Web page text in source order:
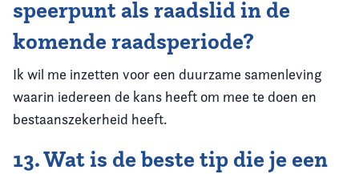
speerpunt als raadslid in de
komende raadsperiode?
Ik wil me inzetten voor een duurzame samenleving
waarin iedereen de kans heeft om mee te doen en
bestaanszekerheid heeft.
13. Wat is de beste tip die je een